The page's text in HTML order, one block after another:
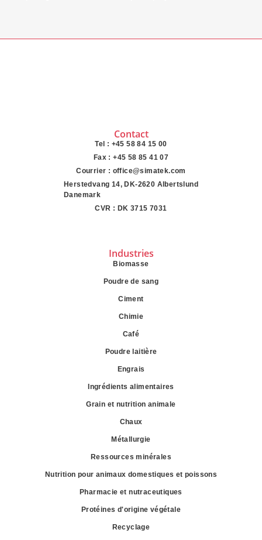
Contact
Tel : +45 58 84 15 00
Fax : +45 58 85 41 07
Courrier : office@simatek.com
Herstedvang 14, DK-2620 Albertslund
Danemark
CVR : DK 3715 7031
Industries
Biomasse
Poudre de sang
Ciment
Chimie
Café
Poudre laitière
Engrais
Ingrédients alimentaires
Grain et nutrition animale
Chaux
Métallurgie
Ressources minérales
Nutrition pour animaux domestiques et poissons
Pharmacie et nutraceutiques
Protéines d'origine végétale
Recyclage